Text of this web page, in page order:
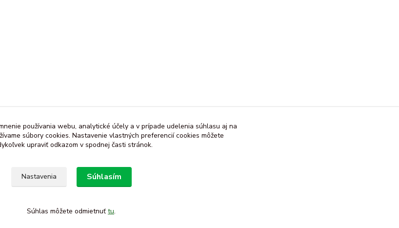
používania webu, analytické účely a v prípade udelenia súhlasu aj na
súbory cookies. Nastavenie vlastných preferencií cookies môžete
upraviť odkazom v spodnej časti stránok.
Nastavenia Súhlasím
Súhlas môžete odmietnuť tu.